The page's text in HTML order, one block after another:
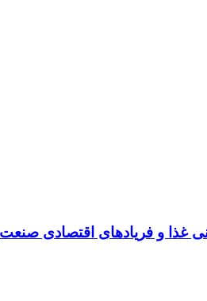
غذا و فریادهای اقتصادی صنعت